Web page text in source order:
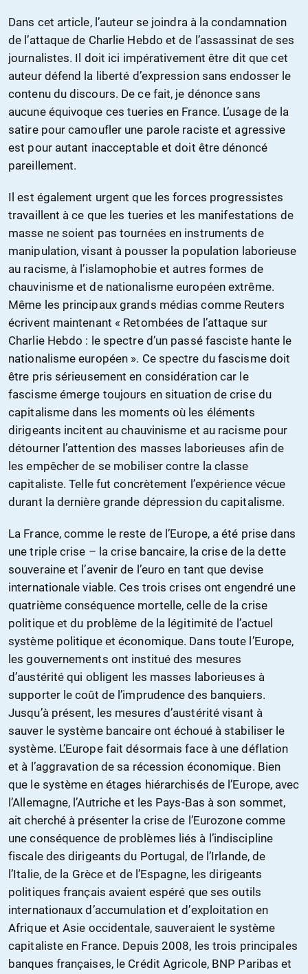
Dans cet article, l’auteur se joindra à la condamnation
de l’attaque de Charlie Hebdo et de l’assassinat de ses
journalistes. Il doit ici impérativement être dit que cet
auteur défend la liberté d’expression sans endosser le
contenu du discours. De ce fait, je dénonce sans
aucune équivoque ces tueries en France. L’usage de la
satire pour camoufler une parole raciste et agressive
est pour autant inacceptable et doit être dénoncé
pareillement.
Il est également urgent que les forces progressistes
travaillent à ce que les tueries et les manifestations de
masse ne soient pas tournées en instruments de
manipulation, visant à pousser la population laborieuse
au racisme, à l’islamophobie et autres formes de
chauvinisme et de nationalisme européen extrême.
Même les principaux grands médias comme Reuters
écrivent maintenant « Retombées de l’attaque sur
Charlie Hebdo : le spectre d’un passé fasciste hante le
nationalisme européen ». Ce spectre du fascisme doit
être pris sérieusement en considération car le
fascisme émerge toujours en situation de crise du
capitalisme dans les moments où les éléments
dirigeants incitent au chauvinisme et au racisme pour
détourner l’attention des masses laborieuses afin de
les empêcher de se mobiliser contre la classe
capitaliste. Telle fut concrètement l’expérience vécue
durant la dernière grande dépression du capitalisme.
La France, comme le reste de l’Europe, a été prise dans
une triple crise – la crise bancaire, la crise de la dette
souveraine et l’avenir de l’euro en tant que devise
internationale viable. Ces trois crises ont engendré une
quatrième conséquence mortelle, celle de la crise
politique et du problème de la légitimité de l’actuel
système politique et économique. Dans toute l’Europe,
les gouvernements ont institué des mesures
d’austérité qui obligent les masses laborieuses à
supporter le coût de l’imprudence des banquiers.
Jusqu’à présent, les mesures d’austérité visant à
sauver le système bancaire ont échoué à stabiliser le
système. L’Europe fait désormais face à une déflation
et à l’aggravation de sa récession économique. Bien
que le système en étages hiérarchisés de l’Europe, avec
l’Allemagne, l’Autriche et les Pays-Bas à son sommet,
ait cherché à présenter la crise de l’Eurozone comme
une conséquence de problèmes liés à l’indiscipline
fiscale des dirigeants du Portugal, de l’Irlande, de
l’Italie, de la Grèce et de l’Espagne, les dirigeants
politiques français avaient espéré que ses outils
internationaux d’accumulation et d’exploitation en
Afrique et Asie occidentale, sauveraient le système
capitaliste en France. Depuis 2008, les trois principales
banques françaises, le Crédit Agricole, BNP Paribas et